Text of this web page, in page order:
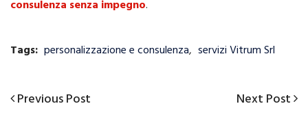
consulenza senza impegno.
Tags: personalizzazione e consulenza, servizi Vitrum Srl
Navigazione
Previous
Previous Post
Next
Next Post